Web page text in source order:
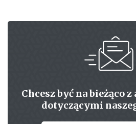
Chcesz być na bieżąco
dotyczącymi